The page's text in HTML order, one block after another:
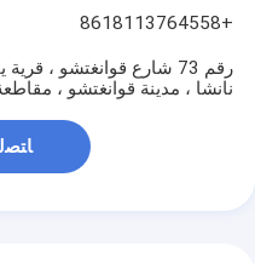
+8618113764558
رقم 73 شارع قوانغتشو ،
نانشا ، مدينة قوانغتشو ،